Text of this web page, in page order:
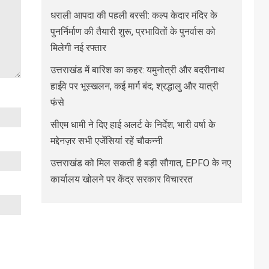
धराली आपदा की पहली बरसी: कल्प केदार मंदिर के
पुनर्निर्माण की तैयारी शुरू, प्रभावितों के पुनर्वास को
मिलेगी नई रफ्तार
उत्तराखंड में बारिश का कहर: यमुनोत्री और बदरीनाथ
हाईवे पर भूस्खलन, कई मार्ग बंद; श्रद्धालु और यात्री
फंसे
सीएम धामी ने दिए हाई अलर्ट के निर्देश, भारी वर्षा के
मद्देनज़र सभी एजेंसियां रहें चौकन्नी
उत्तराखंड को मिल सकती है बड़ी सौगात, EPFO के नए
कार्यालय खोलने पर केंद्र सरकार विचाररत